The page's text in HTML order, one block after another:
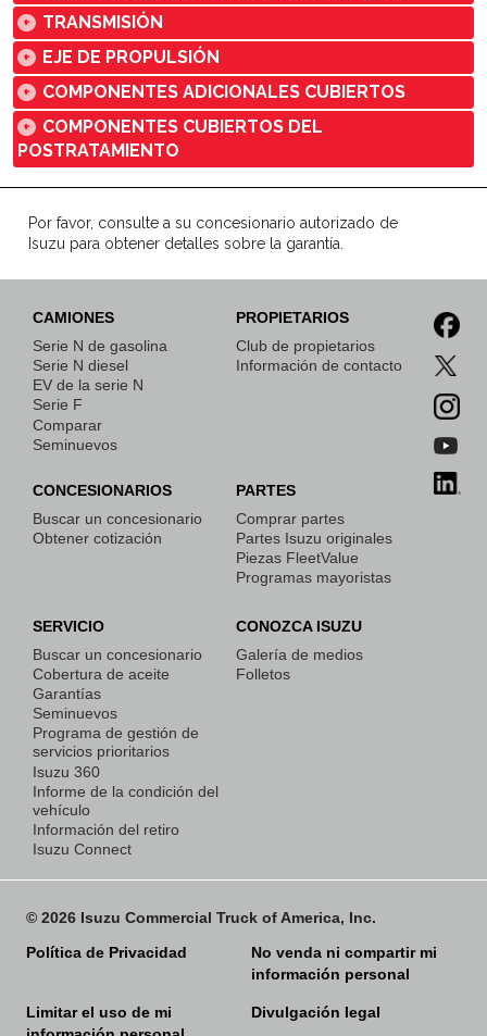
+ TRANSMISIÓN
+ EJE DE PROPULSIÓN
+ COMPONENTES ADICIONALES CUBIERTOS
+
COMPONENTES CUBIERTOS DEL
POSTRATAMIENTO
Por favor, consulte a su concesionario autorizado de
Isuzu para obtener detalles sobre la garantía.
CAMIONES
Serie N de gasolina
Serie N diesel
EV de la serie N
Serie F
Comparar
Seminuevos
PROPIETARIOS
Club de propietarios
Información de contacto
CONCESIONARIOS
Buscar un concesionario
Obtener cotización
PARTES
Comprar partes
Partes Isuzu originales
Piezas FleetValue
Programas mayoristas
SERVICIO
Buscar un concesionario
Cobertura de aceite
Garantías
Seminuevos
Programa de gestión de
servicios prioritarios
Isuzu 360
Informe de la condición del
vehículo
Información del retiro
Isuzu Connect
CONOZCA ISUZU
Galería de medios
Folletos
© 2026 Isuzu Commercial Truck of America, Inc.
Política de Privacidad
No venda ni compartir mi
información personal
Limitar el uso de mi
Divulgación legal